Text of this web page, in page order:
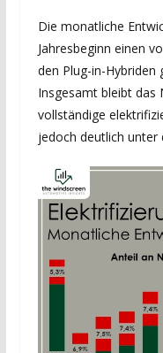
Die monatliche
Jahresbeginn einen
den Plug-in-
Insgesamt bleibt das
vollständige
jedoch deutlich unter